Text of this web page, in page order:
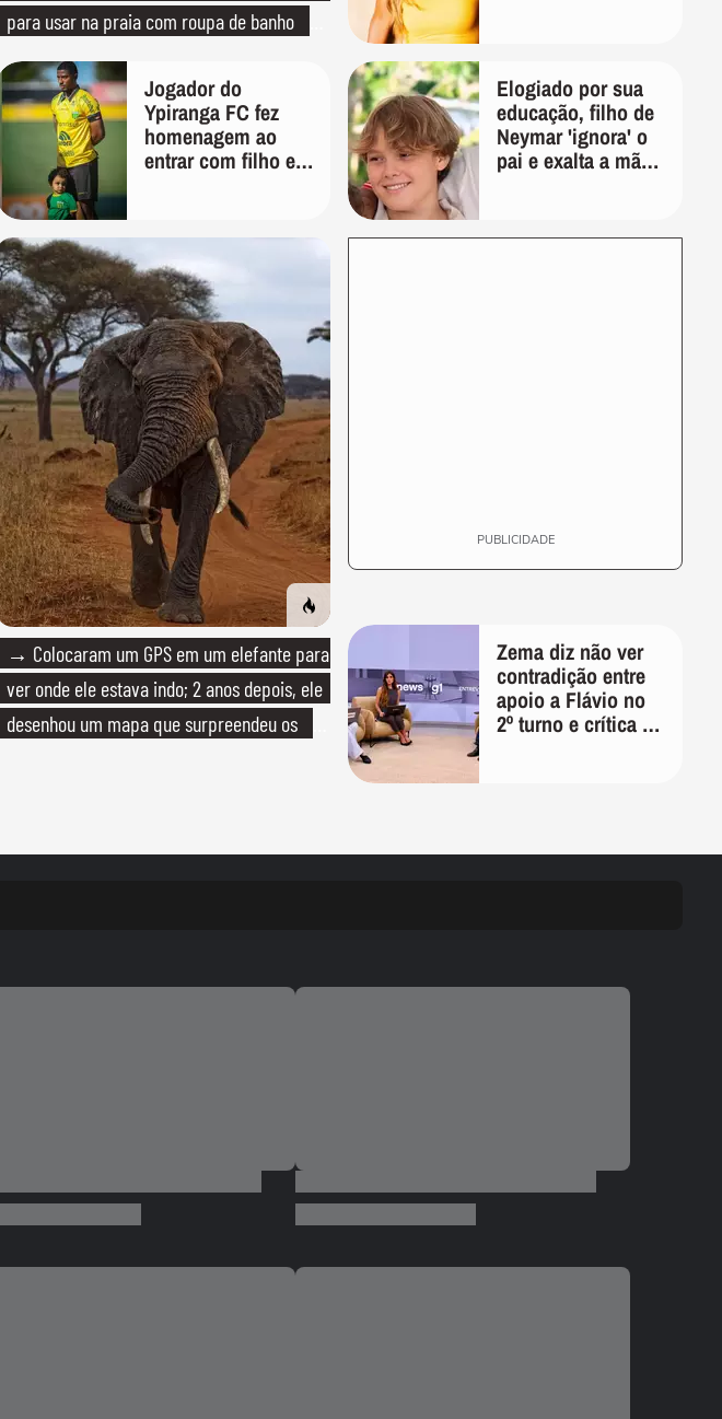
para usar na praia com roupa de banho
quanto em uma festa com terno de linho
→ Colocaram um GPS em um elefante para
ver onde ele estava indo; 2 anos depois, ele
desenhou um mapa que surpreendeu os
Jogador do
Ypiranga FC fez
homenagem ao
entrar com filho em
criança
Elogiado por sua
educação, filho de
Neymar 'ignora' o
pai e exalta a mãe:
PUBLICIDADE
Zema diz não ver
contradição entre
apoio a Flávio no
2º turno e crítica ao